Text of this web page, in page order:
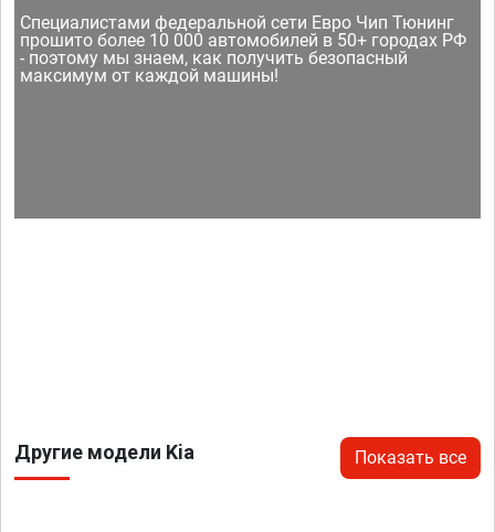
Специалистами федеральной сети Евро Чип Тюнинг
прошито более 10 000 автомобилей в 50+ городах РФ
- поэтому мы знаем, как получить безопасный
максимум от каждой машины!
Другие модели Kia Показать все